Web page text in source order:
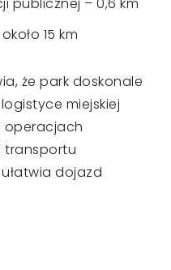
publicznej – 0,6 km
15 km
że park doskonale
miejskiej
operacjach
transportu
dojazd